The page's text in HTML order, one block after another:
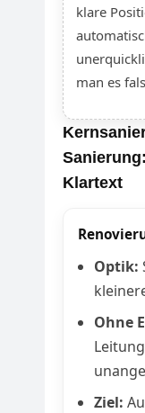
klare
man es
Klartext
Optik:
Ohne
Ziel: